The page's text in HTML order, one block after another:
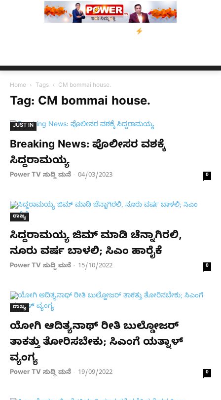
ಬೀರೇನ್ ಸಿಂಗ್ ಅವರ
Home Tags CM bommai house.
Tag: CM bommai house.
JUST IN
Breaking News: ಪೊಲೀಸರ ವಶಕ್ಕೆ
ಸಿದ್ದರಾಮಯ್ಯ
Power TV ಸುದ್ದಿ ಮನೆ - 04/03/2023 0
ರಾಜ್ಯ
ಸಿದ್ದರಾಮಯ್ಯ ಜಿಮ್ ಮಾಡಿ ಚೆನ್ನಾಗಿರಲಿ,
ನೂರು ವರ್ಷ ಬಾಳಲಿ; ಸಿಎಂ ಹಾರೈಕೆ
Power TV ಸುದ್ದಿ ಮನೆ - 15/10/2022 0
ರಾಜ್ಯ
ಯೋಗಿ ಆದಿತ್ಯನಾಥ್ ರೀತಿ ಬುಲ್ಡೋಜರ್​​
ತಾಕತ್ತು ತೋರಿಸಬೇಕು; ಸಿಎಂಗೆ ಯತ್ನಾಳ್
ವ್ಯಂಗ್ಯ
Power TV ಸುದ್ದಿ ಮನೆ - 19/09/2022 0